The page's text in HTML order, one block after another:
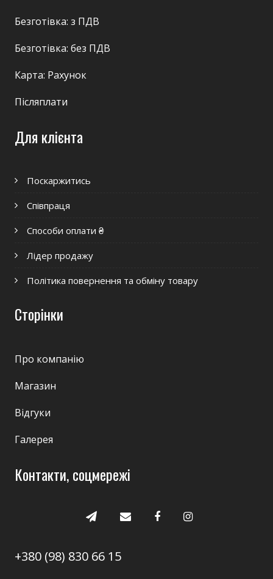
Безготівка: з ПДВ
Безготівка: без ПДВ
Карта: Рахунок
Післяплати
Для клієнта
Поскаржитись
Співпраця
Способи оплати ₴
Лідер продажу
Політика повернення та обміну товару
Сторінки
Про компанію
Магазин
Відгуки
Галерея
Контакти, соцмережі
+380 (98) 830 66 15